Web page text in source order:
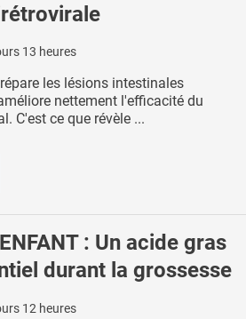
13 heures
les lésions intestinales
nettement l'efficacité du
C'est ce que révèle ...
: Un acide gras
durant la grossesse
12 heures